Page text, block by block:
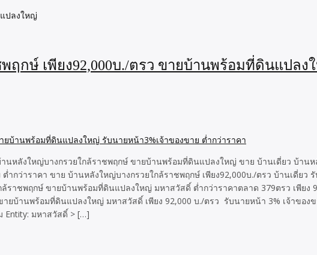
ปลงใหญ่
ฤกษ์ เพียง92,000บ./ตรว ขายบ้านพร้อมที่ดินแปลง
นหลังใหญ่บางกรวยใกล้ราชพฤกษ์ ขายบ้านพร้อมที่ดินแปลงใหญ่ ขาย บ้านเดี่ยว บ้าน
กว่าราคา ขาย บ้านหลังใหญ่บางกรวยใกล้ราชพฤกษ์ เพียง92,000บ./ตรว บ้านเดี่ยว
าชพฤกษ์ ขายบ้านพร้อมที่ดินแปลงใหญ่ มหาสวัสดิ์ ต่ำกว่าราคาตลาด 379ตรว เพียง
ยบ้านพร้อมที่ดินแปลงใหญ่ มหาสวัสดิ์ เพียง 92,000 บ./ตรว รับนายหน้า 3% เจ้าขอ
Entity: มหาสวัสดิ์ > […]